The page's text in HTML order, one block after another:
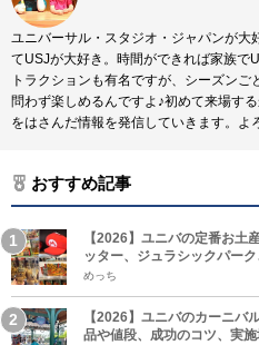
ユニバーサル・スタジオ・ジャパンが大
てUSJが大好き。時間ができれば家族で
トラクションも有名ですが、シーズン
問わず楽しめるんですよ♪初めて来場す
をはさんだ情報を発信していきます。よ
おすすめ記事
【2026】ユニバの定番お土
ッター、ジュラシックパー
めっち
【2026】ユニバのカーニバ
品や値段、成功のコツ、実